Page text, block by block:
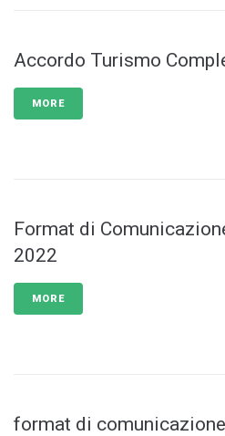
Accordo Turismo
MORE
Format di
2022
MORE
format di comunicazione